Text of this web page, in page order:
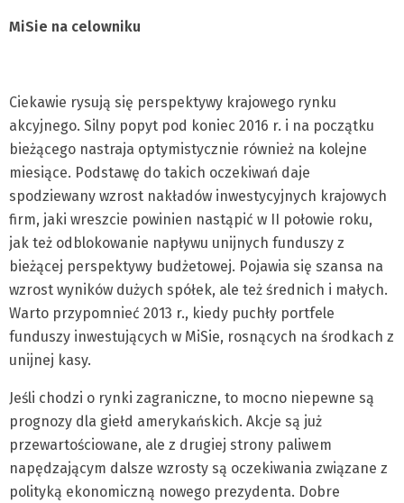
MiSie na celowniku
Ciekawie rysują się perspektywy krajowego rynku
akcyjnego. Silny popyt pod koniec 2016 r. i na początku
bieżącego nastraja optymistycznie również na kolejne
miesiące. Podstawę do takich oczekiwań daje
spodziewany wzrost nakładów inwestycyjnych krajowych
firm, jaki wreszcie powinien nastąpić w II połowie roku,
jak też odblokowanie napływu unijnych funduszy z
bieżącej perspektywy budżetowej. Pojawia się szansa na
wzrost wyników dużych spółek, ale też średnich i małych.
Warto przypomnieć 2013 r., kiedy puchły portfele
funduszy inwestujących w MiSie, rosnących na środkach z
unijnej kasy.
Jeśli chodzi o rynki zagraniczne, to mocno niepewne są
prognozy dla giełd amerykańskich. Akcje są już
przewartościowane, ale z drugiej strony paliwem
napędzającym dalsze wzrosty są oczekiwania związane z
polityką ekonomiczną nowego prezydenta. Dobre